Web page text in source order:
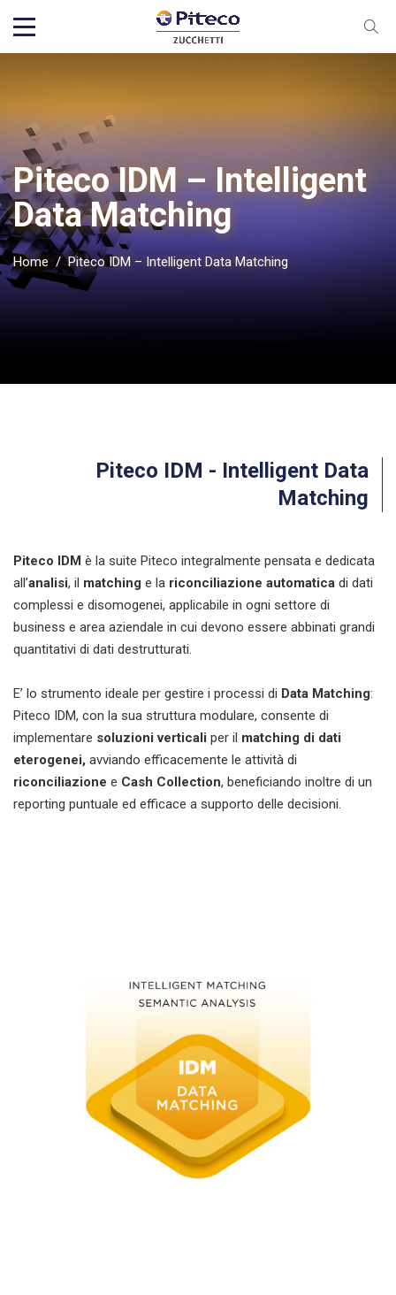
Piteco IDM – Intelligent
Data Matching
Home / Piteco IDM – Intelligent Data Matching
Piteco IDM - Intelligent Data
Matching
Piteco IDM è la suite Piteco integralmente pensata e dedicata
all’analisi, il matching e la riconciliazione automatica di dati
complessi e disomogenei, applicabile in ogni settore di
business e area aziendale in cui devono essere abbinati grandi
quantitativi di dati destrutturati.
E’ lo strumento ideale per gestire i processi di Data Matching:
Piteco IDM, con la sua struttura modulare, consente di
implementare soluzioni verticali per il matching di dati
eterogenei, avviando efficacemente le attività di
riconciliazione e Cash Collection, beneficiando inoltre di un
reporting puntuale ed efficace a supporto delle decisioni.